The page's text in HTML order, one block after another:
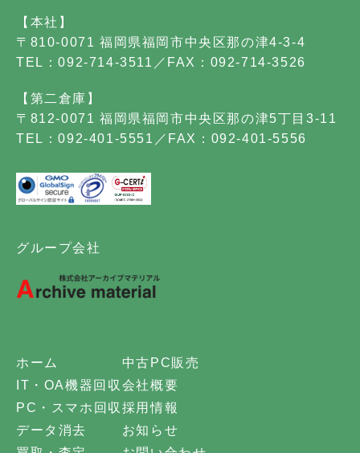
【本社】
〒810-0071 福岡県福岡市中央区那の津4-3-4
TEL：092-714-3511／FAX：092-714-3526
【第二倉庫】
〒812-0071 福岡県福岡市中央区那の津5丁目3-11
TEL：092-401-5551／FAX：092-401-5556
グループ会社
ホーム
IT・OA機器回収
PC・スマホ回収
データ消去
中古PC販売
会社概要
採用情報
お知らせ